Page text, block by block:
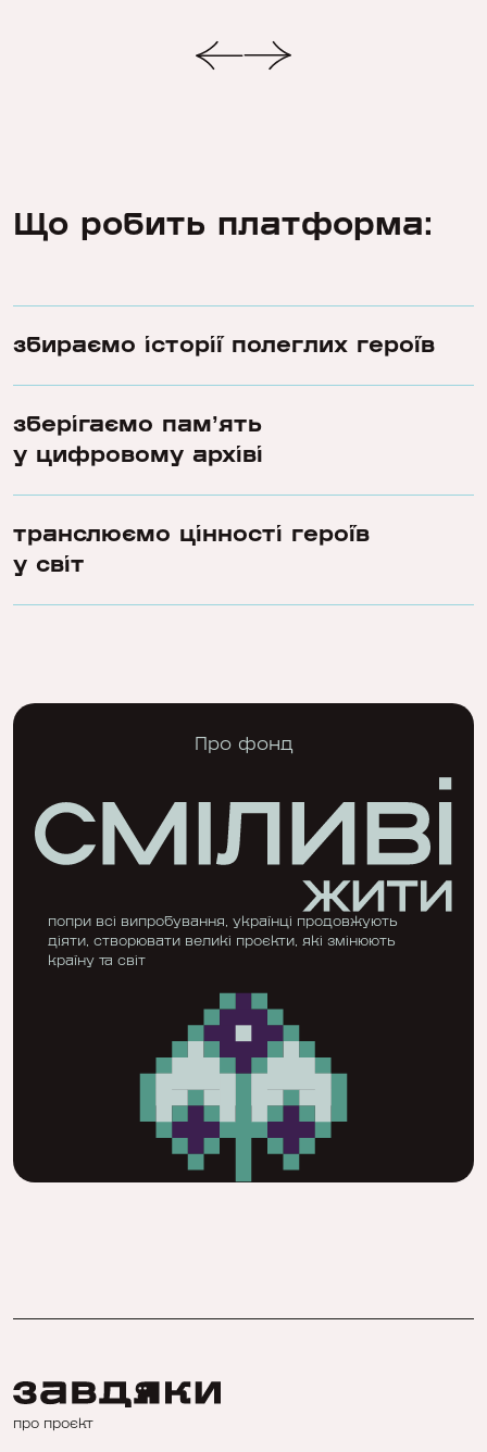
Що робить платформа:
збираємо історії полеглих героїв
зберігаємо памʼять
у цифровому архіві
транслюємо цінності героїв
у світ
Про фонд
попри всі випробування, українці продовжують
діяти, створювати великі проєкти, які змінюють
країну та світ
про проєкт